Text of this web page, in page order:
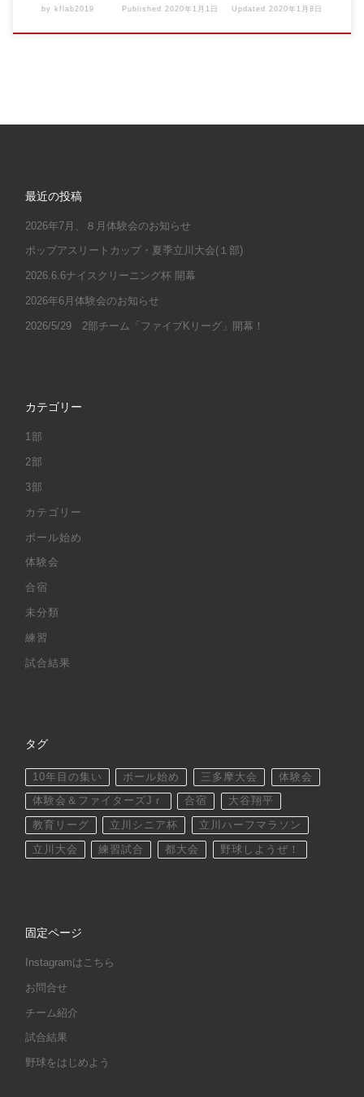
by kflab2019 Published 2020年1月1日 Updated 2020年1月8日
最近の投稿
2026年7月、８月体験会のお知らせ
ポップアスリートカップ・夏季立川大会(１部)
2026.6.6ナイスクリーニング杯 開幕
2026年6月体験会のお知らせ
2026/5/29 2部チーム「ファイブKリーグ」開幕！
カテゴリー
1部
2部
3部
カテゴリー
ボール始め
体験会
合宿
未分類
練習
試合結果
タグ
10年目の集い ボール始め 三多摩大会 体験会
体験会＆ファイターズJｒ 合宿 大谷翔平
教育リーグ 立川シニア杯 立川ハーフマラソン
立川大会 練習試合 都大会 野球しようぜ！
固定ページ
Instagramはこちら
お問合せ
チーム紹介
試合結果
野球をはじめよう